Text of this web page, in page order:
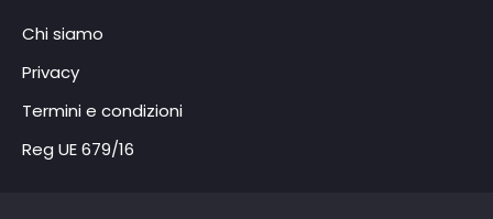
Chi siamo
Privacy
Termini e condizioni
Reg UE 679/16